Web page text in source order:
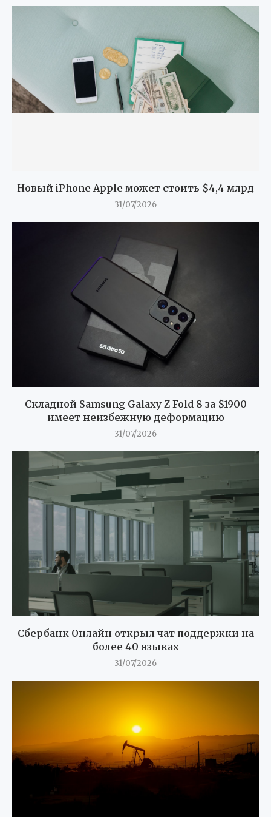
Новый iPhone Apple может стоить $4,4 млрд
31/07/2026
Складной Samsung Galaxy Z Fold 8 за $1900
имеет неизбежную деформацию
31/07/2026
Сбербанк Онлайн открыл чат поддержки на
более 40 языках
31/07/2026